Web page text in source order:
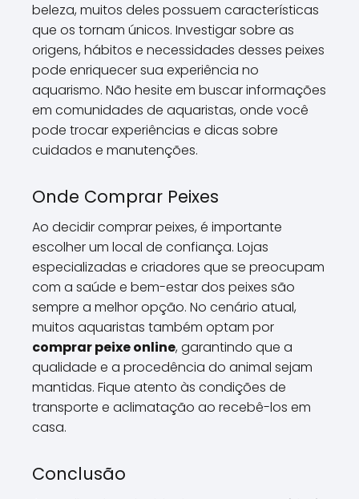
beleza, muitos deles possuem características
que os tornam únicos. Investigar sobre as
origens, hábitos e necessidades desses peixes
pode enriquecer sua experiência no
aquarismo. Não hesite em buscar informações
em comunidades de aquaristas, onde você
pode trocar experiências e dicas sobre
cuidados e manutenções.
Onde Comprar Peixes
Ao decidir comprar peixes, é importante
escolher um local de confiança. Lojas
especializadas e criadores que se preocupam
com a saúde e bem-estar dos peixes são
sempre a melhor opção. No cenário atual,
muitos aquaristas também optam por
comprar peixe online, garantindo que a
qualidade e a procedência do animal sejam
mantidas. Fique atento às condições de
transporte e aclimatação ao recebê-los em
casa.
Conclusão